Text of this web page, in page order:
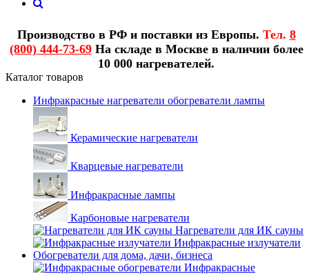
Производство в РФ и поставки из Европы. Тел. 8
(800) 444-73-69На складе в Москве в наличии более
10 000 нагревателей.
Каталог товаров
Инфракрасные нагреватели обогреватели лампы
Керамические нагреватели
Кварцевые нагреватели
Инфракрасные лампы
Карбоновые нагреватели
Нагреватели для ИК сауны
Инфракрасные излучатели
Обогреватели для дома, дачи, бизнеса
Инфракрасные